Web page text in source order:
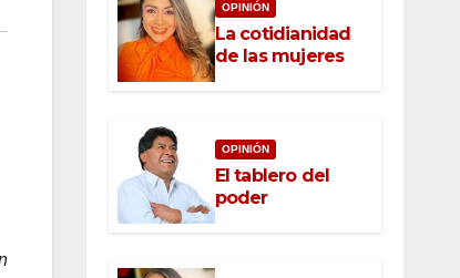
OPINIÓN
La cotidianidad
de las mujeres
OPINIÓN
El tablero del
poder